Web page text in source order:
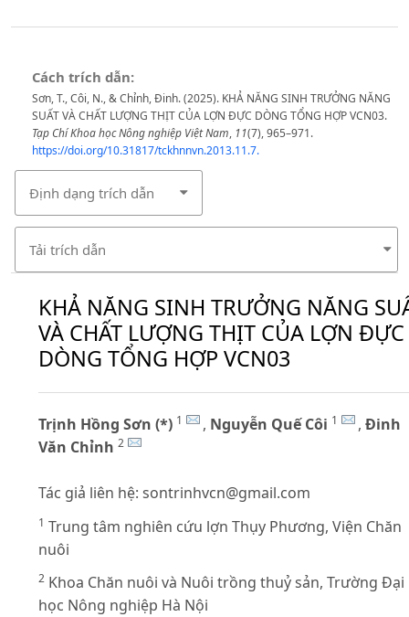
Cách trích dẫn:
Sơn, T., Côi, N., & Chỉnh, Đinh. (2025). KHẢ NĂNG SINH TRƯỞNG NĂNG
SUẤT VÀ CHẤT LƯỢNG THỊT CỦA LỢN ĐỰC DÒNG TỔNG HỢP VCN03.
Tạp Chí Khoa học Nông nghiệp Việt Nam, 11(7), 965–971.
https://doi.org/10.31817/tckhnnvn.2013.11.7.
Định dạng trích dẫn
Tải trích dẫn
KHẢ NĂNG SINH TRƯỞNG NĂNG
VÀ CHẤT LƯỢNG THỊT CỦA LỢN ĐỰC
DÒNG TỔNG HỢP VCN03
Trịnh Hồng Sơn (*) 1 , Nguyễn Quế Côi 1 , Đinh
Văn Chỉnh 2
Tác giả liên hệ: sontrinhvcn@gmail.com
1 Trung tâm nghiên cứu lợn Thụy Phương, Viện Chăn
nuôi
2 Khoa Chăn nuôi và Nuôi trồng thuỷ sản, Trường Đại
học Nông nghiệp Hà Nội